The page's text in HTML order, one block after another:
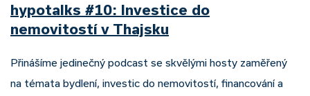
hypotalks #10: Investice do
nemovitostí v Thajsku
Přinášíme jedinečný podcast se skvělými hosty zaměřený
na témata bydlení, investic do nemovitostí, financování a